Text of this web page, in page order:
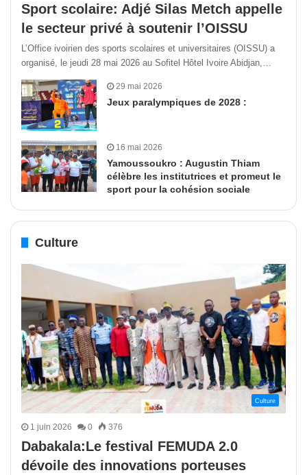
Sport scolaire: Adjé Silas Metch appelle
le secteur privé à soutenir l’OISSU
L’Office ivoirien des sports scolaires et universitaires (OISSU) a
organisé, le jeudi 28 mai 2026 au Sofitel Hôtel Ivoire Abidjan,…
29 mai 2026
Jeux paralympiques de 2028 :
16 mai 2026
Yamoussoukro : Augustin Thiam
célèbre les institutrices et promeut le
sport pour la cohésion sociale
Culture
Culture
1 juin 2026 0 376
Dabakala:Le festival FEMUDA 2.0
dévoile des innovations porteuses